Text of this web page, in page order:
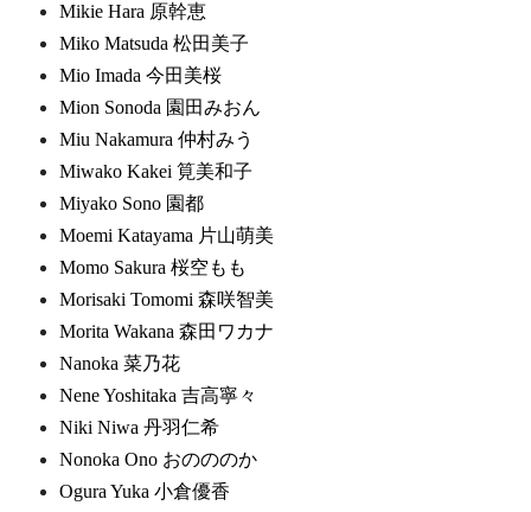
Mikie Hara 原幹恵
Miko Matsuda 松田美子
Mio Imada 今田美桜
Mion Sonoda 園田みおん
Miu Nakamura 仲村みう
Miwako Kakei 筧美和子
Miyako Sono 園都
Moemi Katayama 片山萌美
Momo Sakura 桜空もも
Morisaki Tomomi 森咲智美
Morita Wakana 森田ワカナ
Nanoka 菜乃花
Nene Yoshitaka 吉高寧々
Niki Niwa 丹羽仁希
Nonoka Ono おのののか
Ogura Yuka 小倉優香